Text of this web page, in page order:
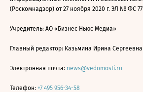
(Роскомнадзор) от 27 ноября 2020 г. ЭЛ № ФС
Учредитель: АО «Бизнес Ньюс Медиа»
Главный редактор: Казьмина Ирина Сергеевна
Электронная почта: news@vedomosti.ru
Телефон: +7 495 956-34-58